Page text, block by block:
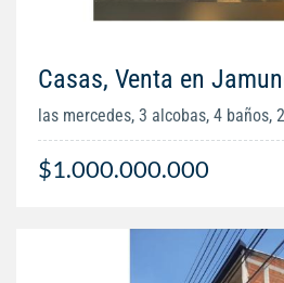
Casas, Venta en
las mercedes, 3 alcobas, 4 baños,
$1.000.000.000